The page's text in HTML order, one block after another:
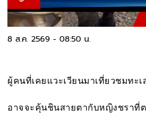
8 ส.ค. 2569 - 08:50 น.
ผู้คนที่เคยแวะเวียนมาเที่ยวชมทะ
อาจจะคุ้นชินสายตากับหญิงชราที่